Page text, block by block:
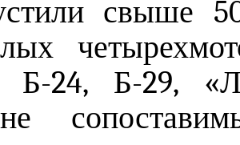
свыше
Б-24, Б-29,